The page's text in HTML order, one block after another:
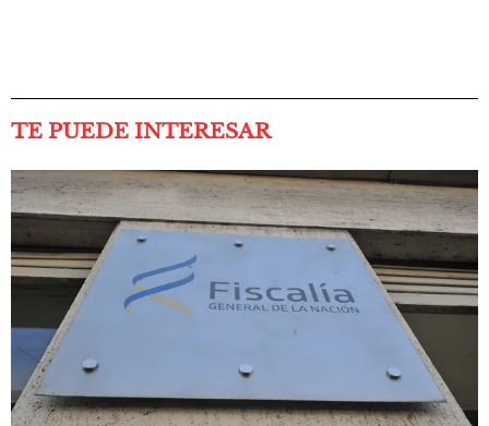
TE PUEDE INTERESAR